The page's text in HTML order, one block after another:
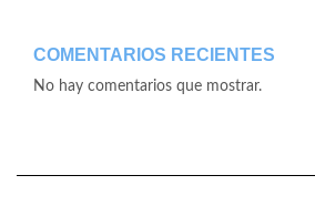
COMENTARIOS RECIENTES
No hay comentarios que mostrar.